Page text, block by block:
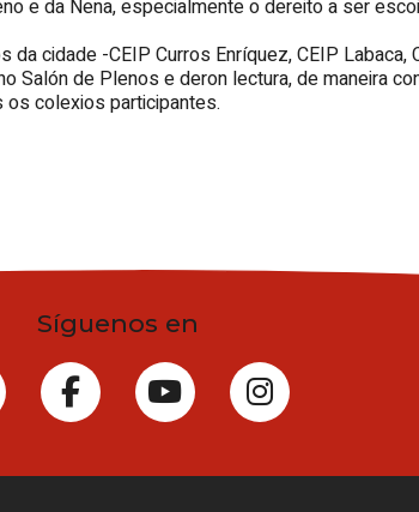
e da Nena, especialmente o dereito a ser
cidade -CEIP Curros Enríquez, CEIP Labaca,
de Plenos e deron lectura, de maneira
os colexios participantes.
Síguenos en